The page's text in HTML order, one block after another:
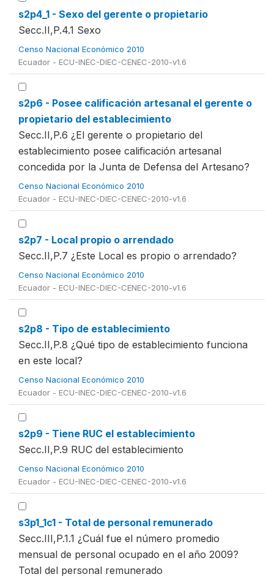
s2p4_1 - Sexo del gerente o propietario
Secc.II,P.4.1 Sexo
Censo Nacional Económico 2010
Ecuador - ECU-INEC-DIEC-CENEC-2010-v1.6
s2p6 - Posee calificación artesanal el gerente o
propietario del establecimiento
Secc.II,P.6 ¿El gerente o propietario del
establecimiento posee calificación artesanal
concedida por la Junta de Defensa del Artesano?
Censo Nacional Económico 2010
Ecuador - ECU-INEC-DIEC-CENEC-2010-v1.6
s2p7 - Local propio o arrendado
Secc.II,P.7 ¿Este Local es propio o arrendado?
Censo Nacional Económico 2010
Ecuador - ECU-INEC-DIEC-CENEC-2010-v1.6
s2p8 - Tipo de establecimiento
Secc.II,P.8 ¿Qué tipo de establecimiento funciona
en este local?
Censo Nacional Económico 2010
Ecuador - ECU-INEC-DIEC-CENEC-2010-v1.6
s2p9 - Tiene RUC el establecimiento
Secc.II,P.9 RUC del establecimiento
Censo Nacional Económico 2010
Ecuador - ECU-INEC-DIEC-CENEC-2010-v1.6
s3p1_1c1 - Total de personal remunerado
Secc.III,P.1.1 ¿Cuál fue el número promedio
mensual de personal ocupado en el año 2009?
Total del personal remunerado